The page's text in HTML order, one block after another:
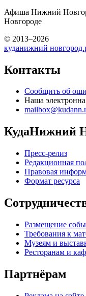
Афиша Нижний
Новгороде
© 2013–2026
куданижний
Контакты
Сообщить об
Наша
КудаНижний
Пресс-релиз
Редакционная
Правовая
Формат ресурса
Размещение
Требования к
Музеям и
Ресторанам и
Партнёрам